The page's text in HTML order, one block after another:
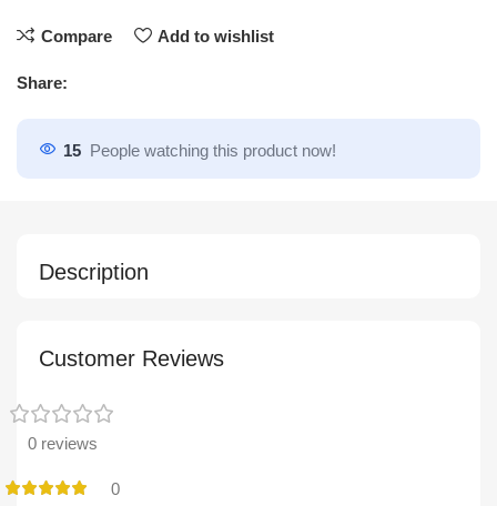
Compare Add to wishlist
Share:
15 People watching this product now!
Description
Customer Reviews
0 reviews
0